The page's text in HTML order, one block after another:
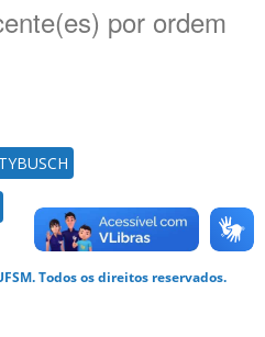
por ordem
Todos os direitos reservados.